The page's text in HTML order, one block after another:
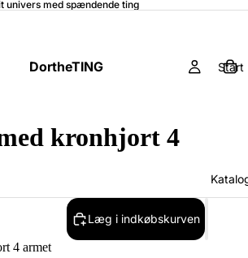
univers med spændende ting
DortheTING Start
kronhjort 4
Læg i indkøbskurven
4 armet